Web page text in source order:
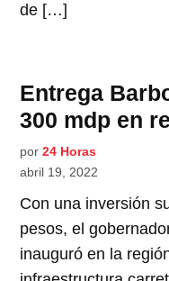
de […]
Entrega
300 mdp en
por 24 Horas
abril 19, 2022
Con una inversión
pesos, el
inauguró en la